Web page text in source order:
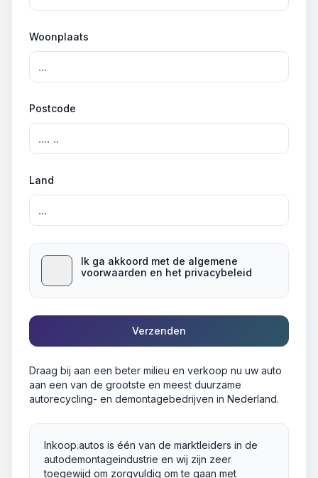
Woonplaats
Postcode
Land
Ik ga akkoord met de algemene
voorwaarden en het privacybeleid
Verzenden
Draag bij aan een beter milieu en verkoop nu uw auto
aan een van de grootste en meest duurzame
autorecycling- en demontagebedrijven in Nederland.
Inkoop.autos is één van de marktleiders in de
autodemontageindustrie en wij zijn zeer
toegewijd om zorgvuldig om te gaan met